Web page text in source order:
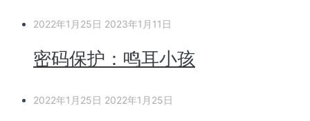
2022年1月25日 2023年1月11日
密码保护：鸣耳小孩
2022年1月25日 2022年1月25日